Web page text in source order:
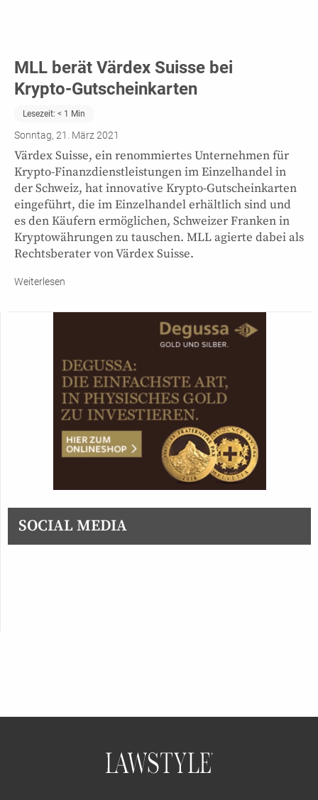
MLL berät Värdex Suisse bei
Krypto-Gutscheinkarten
Lesezeit: < 1 Min
Sonntag, 21. März 2021
Värdex Suisse, ein renommiertes Unternehmen für
Krypto-Finanzdienstleistungen im Einzelhandel in
der Schweiz, hat innovative Krypto-Gutscheinkarten
eingeführt, die im Einzelhandel erhältlich sind und
es den Käufern ermöglichen, Schweizer Franken in
Kryptowährungen zu tauschen. MLL agierte dabei als
Rechtsberater von Värdex Suisse.
Weiterlesen
SOCIAL MEDIA